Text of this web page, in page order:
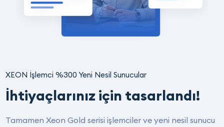
XEON İşlemci %300 Yeni Nesil Sunucular
İhtiyaçlarınız için tasarlandı!
Tamamen Xeon Gold serisi işlemciler ve yeni nesil sunucu